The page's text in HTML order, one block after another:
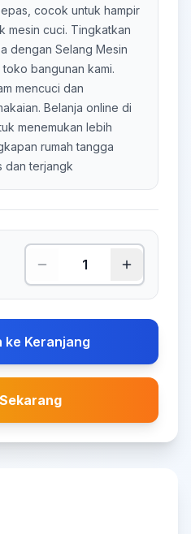
cocok untuk hampir
mesin cuci. Tingkatkan
dengan Selang Mesin
bangunan kami.
mencuci dan
Belanja online di
menemukan lebih
rumah tangga
dan terjangk
ke Keranjang